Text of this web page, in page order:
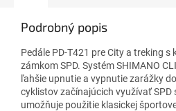
Podrobný popis
Pedále PD-T421 pre City a treking
zámkom SPD. Systém SHIMANO
ľahšie upnutie a vypnutie zarážky
cyklistov začínajúcich využívať SPD
umožňuje použitie klasickej